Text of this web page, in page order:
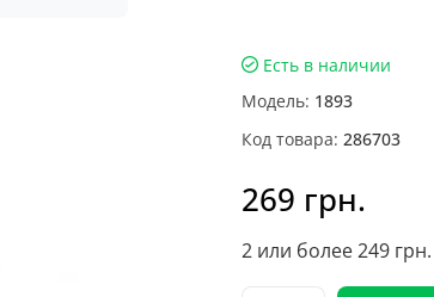
Есть в наличии
Модель: 1893
Код товара: 286703
269 грн.
2 или более 249 грн.